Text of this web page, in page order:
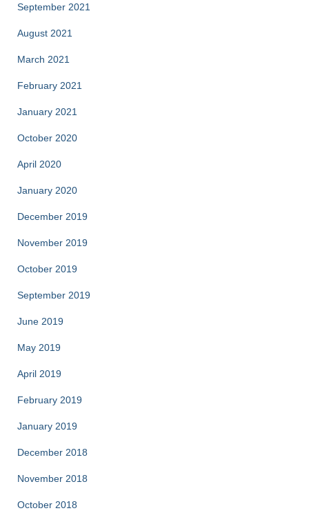
September 2021
August 2021
March 2021
February 2021
January 2021
October 2020
April 2020
January 2020
December 2019
November 2019
October 2019
September 2019
June 2019
May 2019
April 2019
February 2019
January 2019
December 2018
November 2018
October 2018